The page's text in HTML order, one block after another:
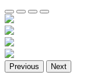
Previous Next